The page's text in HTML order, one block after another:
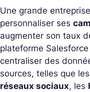
Une grande
personnaliser ses
augmenter son taux
plateforme
centraliser des
sources, telles que les
réseaux sociaux, les